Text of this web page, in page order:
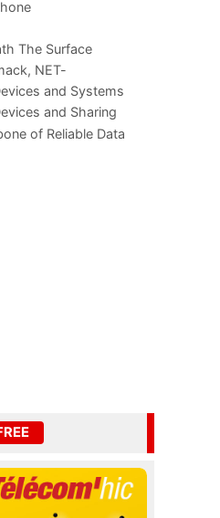
The Surface
NET-
and Systems
and Sharing
of Reliable Data